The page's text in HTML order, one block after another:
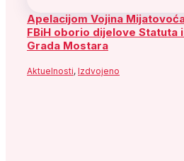
Apelacijom Vojina
FBiH oborio dijelove Statuta
Grada Mostara
Aktuelnosti, Izdvojeno